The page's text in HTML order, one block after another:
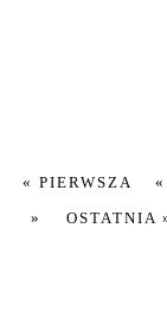
« PIERWSZA «
»
OSTATNIA